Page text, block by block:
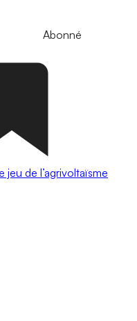
Abonné
de l’agrivoltaïsme